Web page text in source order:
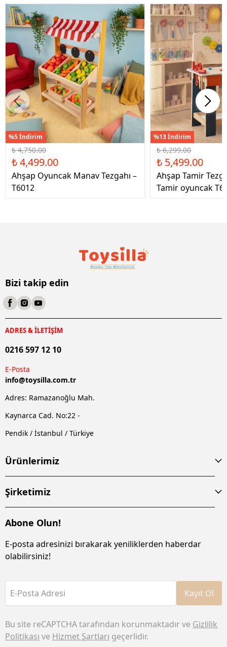
%5 İndirim
₺ 4,750.00
₺ 4,499.00
Ahşap Oyuncak Manav Tezgahı –
T6012
%13 İndirim
₺ 6,299.00
₺ 5,499.00
Ahşap Tamir
Tamir oyuncak
Bizi takip edin
ADRES & İLETİŞİM
0216 597 12 10
E-Posta
info@toysilla.com.tr
Adres: Ramazanoğlu Mah.
Kaynarca Cad. No:22 -
Pendik / İstanbul / Türkiye
Ürünlerimiz
Şirketimiz
Abone Olun!
E-posta adresinizi bırakarak yeniliklerden haberdar
olabilirsiniz!
E-Posta Adresi Kayıt Ol
Bu site reCAPTCHA tarafından korunmaktadır ve Gizlilik
Politikası ve Hizmet Şartları geçerlidir.